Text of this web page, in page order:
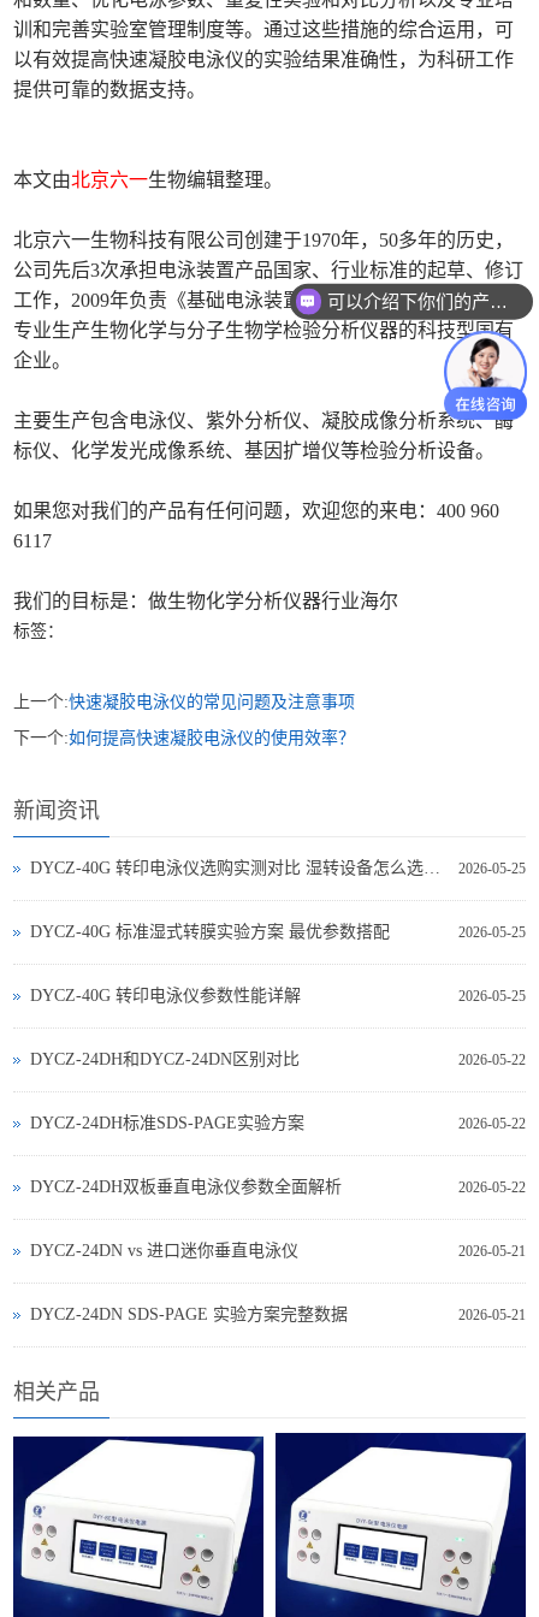
训和完善实验室管理制度等。通过这些措施的综合运用，可
以有效提高快速凝胶电泳仪的实验结果准确性，为科研工作
提供可靠的数据支持。
本文由北京六一生物编辑整理。
北京六一生物科技有限公司创建于1970年，50多年的历史，
公司先后3次承担电泳装置产品国家、行业标准的起草、修订
工作，2009年负责《基础电泳装置》国家标准已发布实施。
专业生产生物化学与分子生物学检验分析仪器的科技型国有
企业。
主要生产包含电泳仪、紫外分析仪、凝胶成像分析系统、酶
标仪、化学发光成像系统、基因扩增仪等检验分析设备。
如果您对我们的产品有任何问题，欢迎您的来电：400 960
6117
我们的目标是：做生物化学分析仪器行业海尔
标签：
上一个:快速凝胶电泳仪的常见问题及注意事项
下一个:如何提高快速凝胶电泳仪的使用效率？
新闻资讯
2026-05-25
2026-05-25
DYCZ-40G 标准湿式转膜实验方案 最优参数搭配
2026-05-25
DYCZ-40G 转印电泳仪参数性能详解
2026-05-22
DYCZ-24DH和DYCZ-24DN区别对比
2026-05-22
DYCZ-24DH标准SDS-PAGE实验方案
2026-05-22
DYCZ-24DH双板垂直电泳仪参数全面解析
2026-05-21
DYCZ‑24DN vs 进口迷你垂直电泳仪
2026-05-21
DYCZ‑24DN SDS‑PAGE 实验方案完整数据
相关产品
可以介绍下你们的产品么